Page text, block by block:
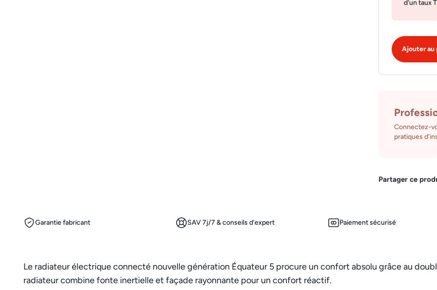
d'un taux
Ajouter au
Connectez-
pratiques
Partager ce
Garantie fabricant SAV 7j/7 & conseils d’expert Paiement sécurisé
Le radiateur électrique connecté nouvelle génération Équateur 5 procure un confort absolu grâce au
radiateur combine fonte inertielle et façade rayonnante pour un confort réactif.